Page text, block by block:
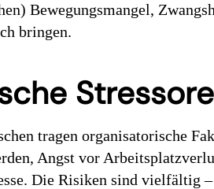
Bewegungsmangel,
bringen.
tragen organisatorische
Angst vor
Die Risiken sind vielfältig